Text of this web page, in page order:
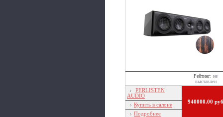
Рейтинг: не
выставлен
PERLISTEN
AUDIO
940000.00 руб
Купить в салоне
Подробнее